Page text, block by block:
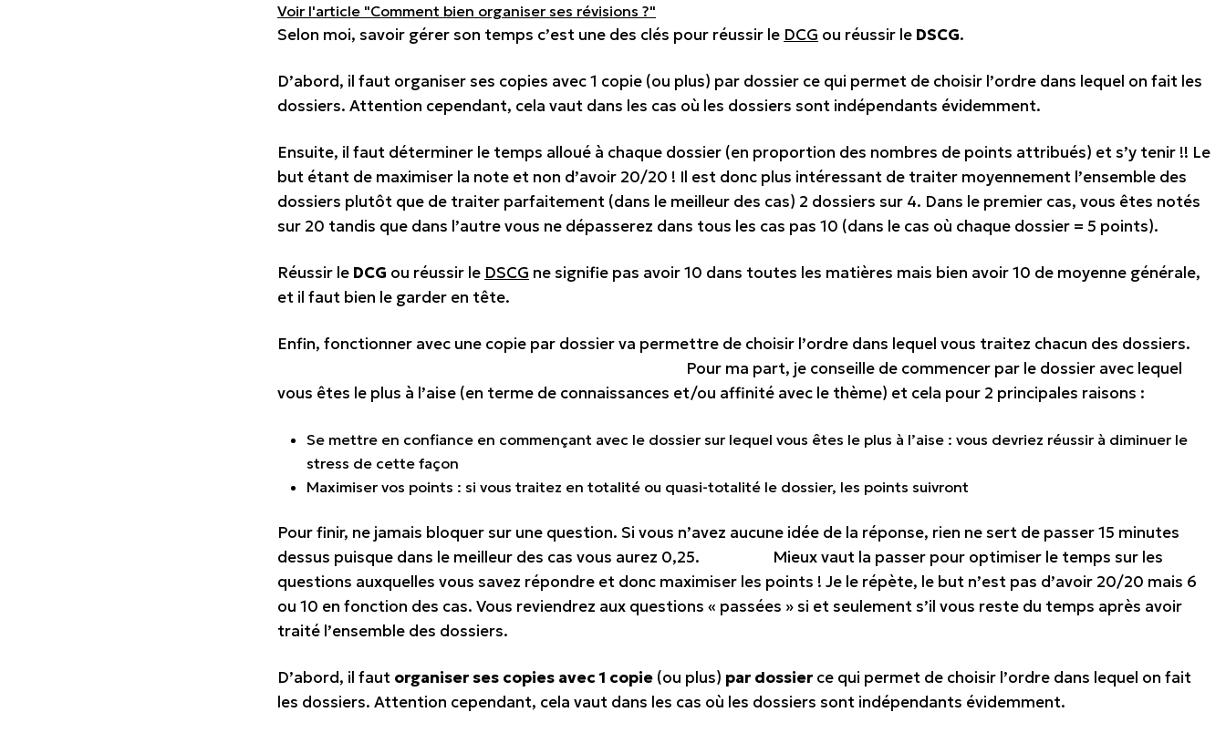
Voir l'article "Comment bien organiser ses révisions ?"
Selon moi, savoir gérer son temps c’est une des clés pour réussir le DCG ou réussir le DSCG.
D’abord, il faut organiser ses copies avec 1 copie (ou plus) par dossier ce qui permet de choisir l’ordre dans lequel on fait les
dossiers. Attention cependant, cela vaut dans les cas où les dossiers sont indépendants évidemment.
Ensuite, il faut déterminer le temps alloué à chaque dossier (en proportion des nombres de points attribués) et s’y tenir !! Le
but étant de maximiser la note et non d’avoir 20/20 ! Il est donc plus intéressant de traiter moyennement l’ensemble des
dossiers plutôt que de traiter parfaitement (dans le meilleur des cas) 2 dossiers sur 4. Dans le premier cas, vous êtes notés
sur 20 tandis que dans l’autre vous ne dépasserez dans tous les cas pas 10 (dans le cas où chaque dossier = 5 points).
Réussir le DCG ou réussir le DSCG ne signifie pas avoir 10 dans toutes les matières mais bien avoir 10 de moyenne générale,
et il faut bien le garder en tête.
Enfin, fonctionner avec une copie par dossier va permettre de choisir l’ordre dans lequel vous traitez chacun des dossiers.
Pour ma part, je conseille de commencer par le dossier avec lequel
vous êtes le plus à l’aise (en terme de connaissances et/ou affinité avec le thème) et cela pour 2 principales raisons :
Se mettre en confiance en commençant avec le dossier sur lequel vous êtes le plus à l’aise : vous devriez réussir à diminuer le
stress de cette façon
Maximiser vos points : si vous traitez en totalité ou quasi-totalité le dossier, les points suivront
Pour finir, ne jamais bloquer sur une question. Si vous n’avez aucune idée de la réponse, rien ne sert de passer 15 minutes
dessus puisque dans le meilleur des cas vous aurez 0,25. Mieux vaut la passer pour optimiser le temps sur les
questions auxquelles vous savez répondre et donc maximiser les points ! Je le répète, le but n’est pas d’avoir 20/20 mais 6
ou 10 en fonction des cas. Vous reviendrez aux questions « passées » si et seulement s’il vous reste du temps après avoir
traité l’ensemble des dossiers.
D’abord, il faut organiser ses copies avec 1 copie (ou plus) par dossier ce qui permet de choisir l’ordre dans lequel on fait
les dossiers. Attention cependant, cela vaut dans les cas où les dossiers sont indépendants évidemment.